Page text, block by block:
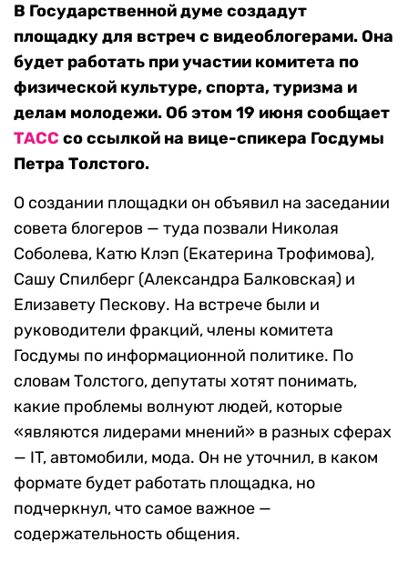
В Государственной думе создадут
площадку для встреч с видеоблогерами. Она
будет работать при участии комитета по
физической культуре, спорта, туризма и
делам молодежи. Об этом 19 июня сообщает
ТАСС со ссылкой на вице-спикера Госдумы
Петра Толстого.
О создании площадки он объявил на заседании
совета блогеров — туда позвали Николая
Соболева, Катю Клэп (Екатерина Трофимова),
Сашу Спилберг (Александра Балковская) и
Елизавету Пескову. На встрече были и
руководители фракций, члены комитета
Госдумы по информационной политике. По
словам Толстого, депутаты хотят понимать,
какие проблемы волнуют людей, которые
«являются лидерами мнений» в разных сферах
— IT, автомобили, мода. Он не уточнил, в каком
формате будет работать площадка, но
подчеркнул, что самое важное —
содержательность общения.